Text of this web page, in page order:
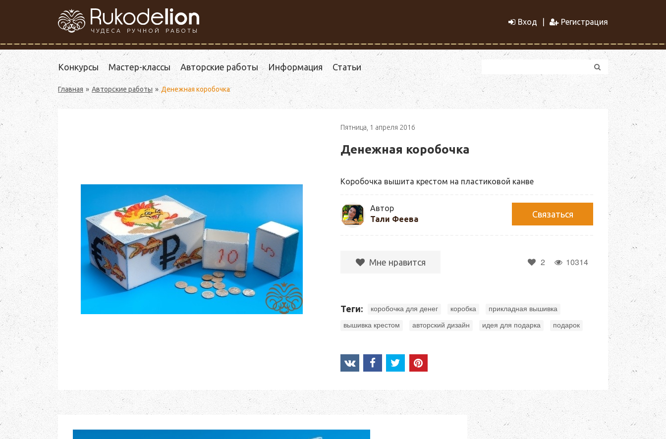
ЧУДЕСА РУЧНОЙ РАБОТЫ
Вход Регистрация
Конкурсы Мастер-классы Авторские работы Информация Статьи
Главная Авторские работы Денежная коробочка
Пятница, 1 апреля 2016
Денежная коробочка
Коробочка вышита крестом на пластиковой канве
Автор
Тали Феева
Связаться
Мне нравится 2 10314
Теги: коробочка для денег коробка прикладная вышивка
вышивка крестом авторский дизайн идея для подарка подарок